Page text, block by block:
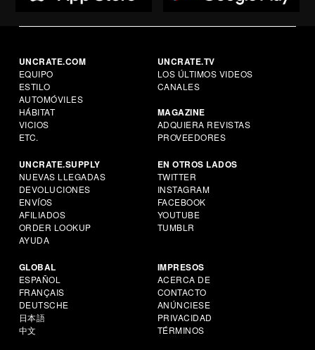
UNCRATE.COM
EQUIPO
ESTILO
AUTOMÓVILES
HÁBITAT
VICIOS
ETC.
UNCRATE.TV
LOS ÚLTIMOS VIDEOS
CANALES
MAGAZINE
ADQUIERA REVISTAS
PROVEEDORES
UNCRATE.SUPPLY
NUEVAS LLEGADAS
DEVOLUCIONES
ENVÍOS
AFILIADOS
ORDER LOOKUP
AYUDA
EN OTROS LADOS
TWITTER
INSTAGRAM
FACEBOOK
YOUTUBE
TUMBLR
GLOBAL
ESPAÑOL
FRANÇAIS
DEUTSCHE
日本語
中文
IMPRESOS
ACERCA DE
CONTACTO
ANÚNCIESE
PRIVACIDAD
TÉRMINOS